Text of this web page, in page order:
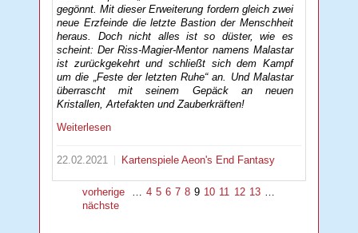
gegönnt. Mit dieser Erweiterung fordern gleich zwei
neue Erzfeinde die letzte Bastion der Menschheit
heraus. Doch nicht alles ist so düster, wie es
scheint: Der Riss-Magier-Mentor namens Malastar
ist zurückgekehrt und schließt sich dem Kampf
um die „Feste der letzten Ruhe“ an. Und Malastar
überrascht mit seinem Gepäck an neuen
Kristallen, Artefakten und Zauberkräften!
Weiterlesen
22.02.2021 KartenspieleAeon's End Fantasy
vorherige … 4 5 6 7 8 9 10 11 12 13 …
nächste